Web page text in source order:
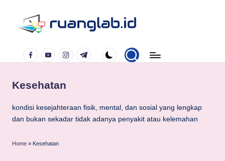
KlikFacebookYouTubeInstagramTelegram
Kesehatan
kondisi kesejahteraan fisik, mental, dan sosial yang lengkap
dan bukan sekadar tidak adanya penyakit atau kelemahan
Home » Kesehatan